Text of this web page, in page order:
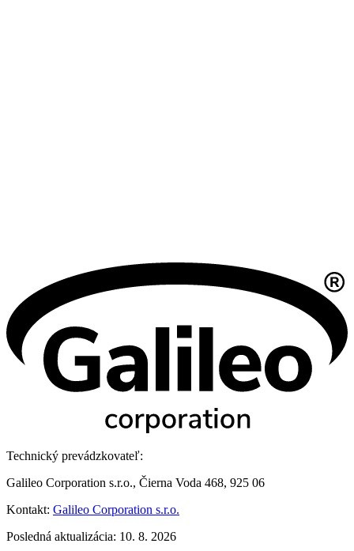
Technický prevádzkovateľ:
Galileo Corporation s.r.o., Čierna Voda 468, 925 06
Kontakt: Galileo Corporation s.r.o.
Posledná aktualizácia: 10. 8. 2026